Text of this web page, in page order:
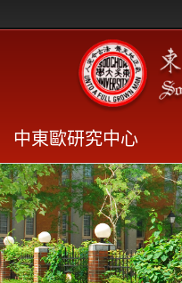
中東歐研究中心